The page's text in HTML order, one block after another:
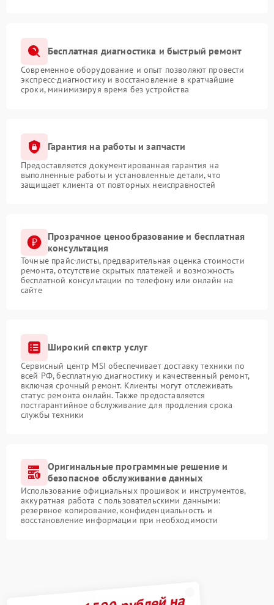
Бесплатная диагностика и быстрый ремонт
Современное оборудование и опыт позволяют провести
экспресс-диагностику и восстановление в кратчайшие
сроки, минимизируя время без устройства
Гарантия на работы и запчасти
Предоставляется документированная гарантия на
выполненные работы и установленные детали, что
защищает клиента от повторных неисправностей
Прозрачное ценообразование и бесплатная
консультация
Точные прайс-листы, предварительная оценка стоимости
ремонта, отсутствие скрытых платежей и возможность
бесплатной консультации по телефону или онлайн на
сайте
Широкий спектр услуг
Сервисный центр MSI обеспечивает доставку техники по
всей РФ, бесплатную диагностику и качественный ремонт,
включая срочный ремонт. Клиенты могут отслеживать
статус ремонта онлайн. Также предоставляется
постгарантийное обслуживание для продления срока
службы техники
Оригинальные программные решение и
безопасное обслуживание данных
Использование официальных прошивок и инструментов,
аккуратная работа с пользовательскими данными:
резервное копирование, конфиденциальность и
восстановление информации при необходимости